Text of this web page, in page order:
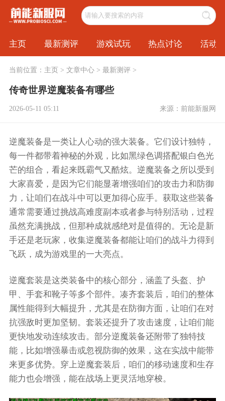
主页 最新测评 游戏试玩 热点讨论 活动
当前位置： 主页> 文章中心> 最新测评>
传奇世界逆魔装备有哪些
2026-05-11 05:11 来源：前能新服网
逆魔装备是一类让人心动的强大装备。它们设计独特，
每一件都带着神秘的外观，比如黑绿色调搭配银白色光
芒的组合，看起来既霸气又酷炫。逆魔装备之所以受到
大家喜爱，是因为它们能显著增强咱们的攻击力和防御
力，让咱们在战斗中可以更加得心应手。获取这些装备
通常需要通过挑战高难度副本或者参与特别活动，过程
虽然充满挑战，但那种成就感绝对是值得的。无论是新
手还是老玩家，收集逆魔装备都能让咱们的战斗力得到
飞跃，成为游戏里的一大亮点。
逆魔套装是这类装备中的核心部分，涵盖了头盔、护
甲、手套和靴子等多个部件。凑齐套装后，咱们的整体
属性能得到大幅提升，尤其是在防御方面，让咱们在对
抗强敌时更加坚韧。套装还提升了攻击速度，让咱们能
更快地发动连续攻击。部分逆魔装备还附带了独特技
能，比如增强暴击或忽视防御的效果，这在实战中能带
来更多优势。穿上逆魔套装后，咱们的移动速度和生存
能力也会增强，能在战场上更灵活地穿梭。